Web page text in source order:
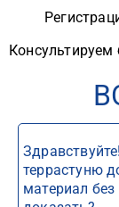
Консультируем
террастуню
материал